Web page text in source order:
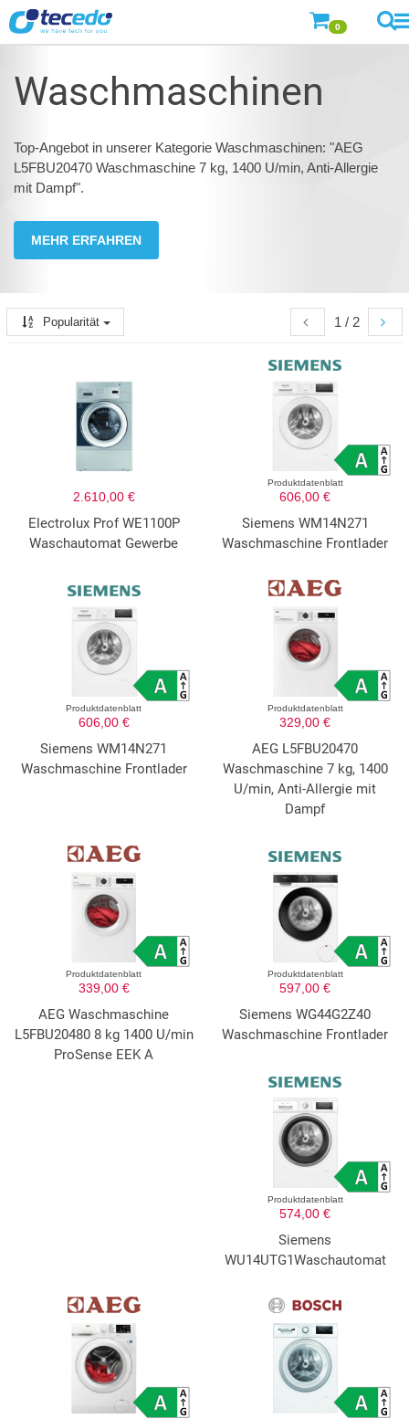
0
Waschmaschinen
Top-Angebot in unserer Kategorie Waschmaschinen: "AEG
L5FBU20470 Waschmaschine 7 kg, 1400 U/min, Anti-Allergie
mit Dampf".
MEHR ERFAHREN
1 / 2
Popularität
2.610,00 €
Electrolux Prof WE1100P
Waschautomat Gewerbe
Produktdatenblatt
606,00 €
Siemens WM14N271
Waschmaschine Frontlader
Produktdatenblatt
606,00 €
Siemens WM14N271
Waschmaschine Frontlader
Produktdatenblatt
329,00 €
AEG L5FBU20470
Waschmaschine 7 kg, 1400
U/min, Anti-Allergie mit
Dampf
Produktdatenblatt
339,00 €
AEG Waschmaschine
L5FBU20480 8 kg 1400 U/min
ProSense EEK A
Produktdatenblatt
597,00 €
Siemens WG44G2Z40
Waschmaschine Frontlader
Produktdatenblatt
574,00 €
Siemens
WU14UTG1Waschautomat